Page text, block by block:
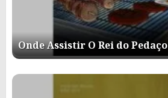
Onde Assistir O Rei do Pedaço